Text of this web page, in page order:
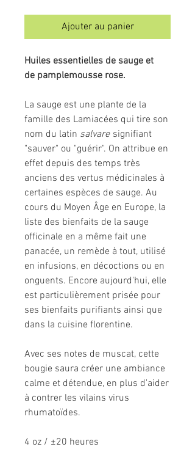
Ajouter au panier
Huiles essentielles de sauge et
de pamplemousse rose.
La sauge est une plante de la
famille des Lamiacées qui tire son
nom du latin salvare signifiant
"sauver" ou "guérir". On attribue en
effet depuis des temps très
anciens des vertus médicinales à
certaines espèces de sauge. Au
cours du Moyen Âge en Europe, la
liste des bienfaits de la sauge
officinale en a même fait une
panacée, un remède à tout, utilisé
en infusions, en décoctions ou en
onguents. Encore aujourd'hui, elle
est particulièrement prisée pour
ses bienfaits purifiants ainsi que
dans la cuisine florentine.
Avec ses notes de muscat, cette
bougie saura créer une ambiance
calme et détendue, en plus d'aider
à contrer les vilains virus
rhumatoïdes.
4 oz / ±20 heures